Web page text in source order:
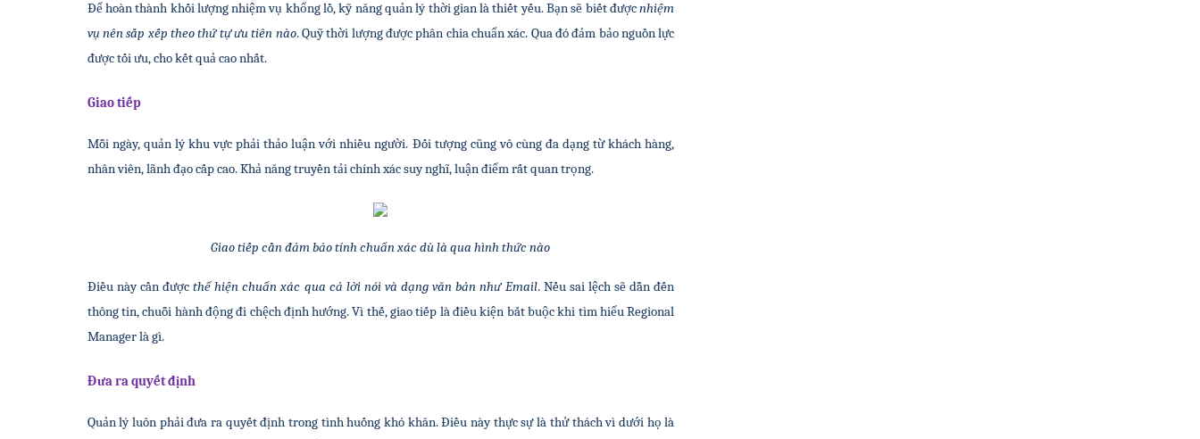
Để hoàn thành khối lượng nhiệm vụ khổng lồ, kỹ năng quản lý thời gian là thiết yếu. Bạn sẽ biết được nhiệm
vụ nên sắp xếp theo thứ tự ưu tiên nào. Quỹ thời lượng được phân chia chuẩn xác. Qua đó đảm bảo nguồn lực
được tối ưu, cho kết quả cao nhất.
Giao tiếp
Mỗi ngày, quản lý khu vực phải thảo luận với nhiều người. Đối tượng cũng vô cùng đa dạng từ khách hàng,
nhân viên, lãnh đạo cấp cao. Khả năng truyền tải chính xác suy nghĩ, luận điểm rất quan trọng.
Giao tiếp cần đảm bảo tính chuẩn xác dù là qua hình thức nào
Điều này cần được thể hiện chuẩn xác qua cả lời nói và dạng văn bản như Email. Nếu sai lệch sẽ dẫn đến
thông tin, chuỗi hành động đi chệch định hướng. Vì thế, giao tiếp là điều kiện bắt buộc khi tìm hiểu Regional
Manager là gì.
Đưa ra quyết định
Quản lý luôn phải đưa ra quyết định trong tình huống khó khăn. Điều này thực sự là thử thách vì dưới họ là